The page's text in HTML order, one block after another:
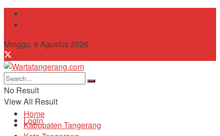
Minggu, 9 Agustus 2026
No Result
View All Result
Login
Home
Kabupaten Tangerang